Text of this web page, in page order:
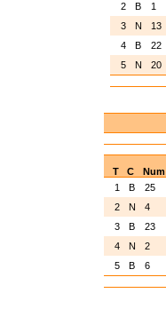
2
B 1
3
N 13
4
B 22
5
N 20
T C Num
1
B 25
2
N 4
3
B 23
4
N 2
5
B 6